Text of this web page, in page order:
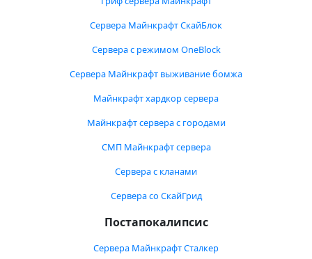
Сервера Майнкрафт СкайБлок
Сервера с режимом OneBlock
Сервера Майнкрафт выживание бомжа
Майнкрафт хардкор сервера
Майнкрафт сервера с городами
СМП Майнкрафт сервера
Сервера с кланами
Сервера со СкайГрид
Постапокалипсис
Сервера Майнкрафт Сталкер